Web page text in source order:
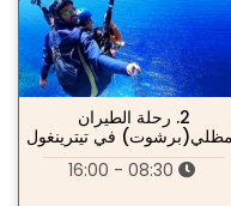
2. رحلة الطيران
في تيترينغول